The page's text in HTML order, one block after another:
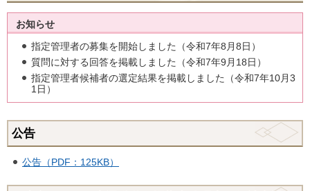
お知らせ
指定管理者の募集を開始しました（令和7年8月8日）
質問に対する回答を掲載しました（令和7年9月18日）
指定管理者候補者の選定結果を掲載しました（令和7年10月3
1日）
公告
公告（PDF：125KB）